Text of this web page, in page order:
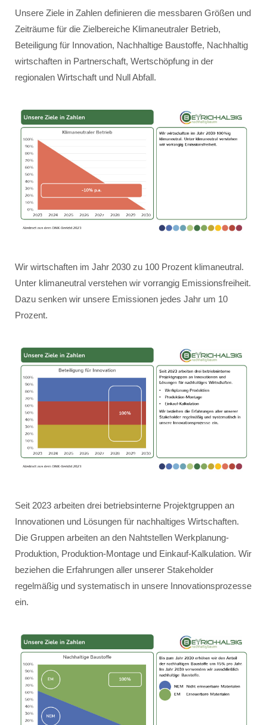
Unsere Ziele in Zahlen definieren die messbaren Größen und
Zeiträume für die Zielbereiche Klimaneutraler Betrieb,
Beteiligung für Innovation, Nachhaltige Baustoffe, Nachhaltig
wirtschaften in Partnerschaft, Wertschöpfung in der
regionalen Wirtschaft und Null Abfall.
Wir wirtschaften im Jahr 2030 zu 100 Prozent klimaneutral.
Unter klimaneutral verstehen wir vorrangig Emissionsfreiheit.
Dazu senken wir unsere Emissionen jedes Jahr um 10
Prozent.
Seit 2023 arbeiten drei betriebsinterne Projektgruppen an
Innovationen und Lösungen für nachhaltiges Wirtschaften.
Die Gruppen arbeiten an den Nahtstellen Werkplanung-
Produktion, Produktion-Montage und Einkauf-Kalkulation. Wir
beziehen die Erfahrungen aller unserer Stakeholder
regelmäßig und systematisch in unsere Innovationsprozesse
ein.